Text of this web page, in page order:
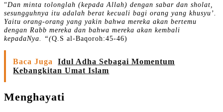
“Dan minta tolonglah (kepada Allah) dengan sabar dan sholat,
sesungguhnya itu adalah berat kecuali bagi orang yang khusyu’.
Yaitu orang-orang yang yakin bahwa mereka akan bertemu
dengan Rabb mereka dan bahwa mereka akan kembali
kepadaNya. “(Q.S al-Baqoroh:45-46)
Baca Juga
Idul Adha Sebagai Momentum
Kebangkitan Umat Islam
Menghayati